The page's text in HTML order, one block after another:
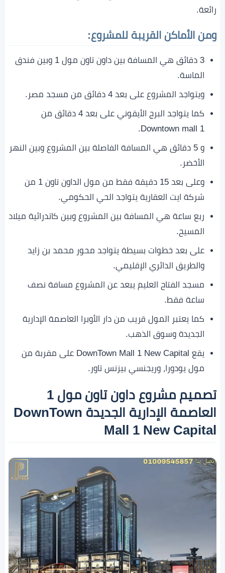
رائعة.
ومن الأماكن القريبة للمشروع:
3 دقائق هي المسافة بين داون تاون مول 1 وبين فندق
الماسة.
ويتواجد المشروع على بعد 4 دقائق من مسجد مصر.
كما يتواجد البرج الأيقوني على بعد 4 دقائق من
Downtown mall 1.
و 5 دقائق هي المسافة الفاصلة بين المشروع وبين النهر
الأخضر.
وعلى بعد 15 دقيقة فقط من مول الداون تاون 1 من
شركة ايت العقارية يتواجد الحي الحكومي.
ربع ساعة هي المسافة بين المشروع وبين كاتدرائية ميلاد
المسيح.
على بعد خطوات بسيطة يتواجد محور محمد بن زايد
والطريق الدائري الإقليمي.
مسجد الفتاح العليم يبعد عن المشروع مسافة نصف
ساعة فقط.
كما يعتبر المول قريب من دار الأوبرا العاصمة الإدارية
الجديدة وسوق الذهب.
يقع DownTown Mall 1 New Capital على مقربة من
مول يودورا، وريجنسي بيزنس تاور.
تصميم مشروع داون تاون مول 1
العاصمة الإدارية الجديدة DownTown
Mall 1 New Capital